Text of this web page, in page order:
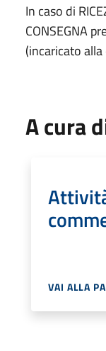
In caso di
CONSEGNA
(incaricato
A cura
VAI ALLA